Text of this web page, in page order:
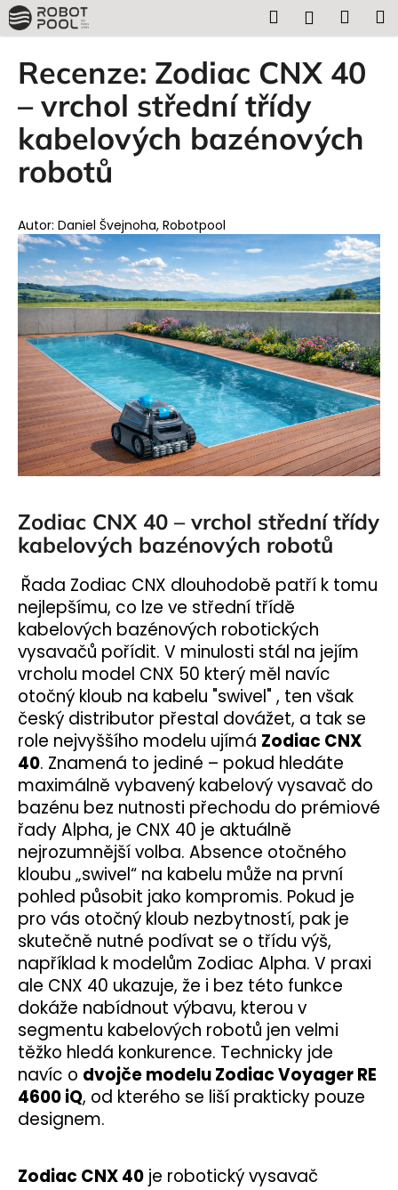
Přejít
na
obsah
Hledat
Recenze: Zodiac CNX 40
– vrchol střední třídy
kabelových bazénových
robotů
Autor: Daniel Švejnoha, Robotpool
Zodiac CNX 40 – vrchol střední třídy
kabelových bazénových robotů
Řada Zodiac CNX dlouhodobě patří k tomu
nejlepšímu, co lze ve střední třídě
kabelových bazénových robotických
vysavačů pořídit. V minulosti stál na jejím
vrcholu model CNX 50 který měl navíc
otočný kloub na kabelu "swivel" , ten však
český distributor přestal dovážet, a tak se
role nejvyššího modelu ujímá Zodiac CNX
40. Znamená to jediné – pokud hledáte
maximálně vybavený kabelový vysavač do
bazénu bez nutnosti přechodu do prémiové
řady Alpha, je CNX 40 je aktuálně
nejrozumnější volba. Absence otočného
kloubu „swivel“ na kabelu může na první
pohled působit jako kompromis. Pokud je
pro vás otočný kloub nezbytností, pak je
skutečně nutné podívat se o třídu výš,
například k modelům Zodiac Alpha. V praxi
ale CNX 40 ukazuje, že i bez této funkce
dokáže nabídnout výbavu, kterou v
segmentu kabelových robotů jen velmi
těžko hledá konkurence. Technicky jde
navíc o dvojče modelu Zodiac Voyager RE
4600 iQ, od kterého se liší prakticky pouze
designem.
Zodiac CNX 40 je robotický vysavač
K
o
o
p
o
t
e
b
u
j
e
t
e
n
a
j
í
?
HLEDAT
D
o
p
o
r
u
č
u
j
e
m
e
BWT
F1
SONIC
PRO
25
183
Kč